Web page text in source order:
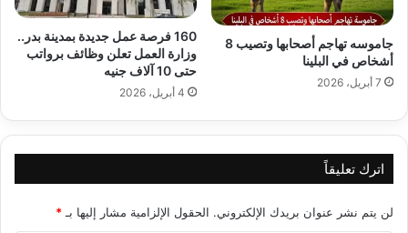
جاموسه تهاجم أصحابها وتصيب 8
أشخاص في البلينا
7 أبريل، 2026
160 فرصة عمل جديدة بمدينة بدر..
وزارة العمل تعلن وظائف برواتب
حتى 10 آلاف جنيه
4 أبريل، 2026
اترك تعليقاً
لن يتم نشر عنوان بريدك الإلكتروني. الحقول الإلزامية مشار إليها بـ*